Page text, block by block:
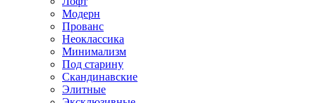
Модерн
Прованс
Неоклассика
Минимализм
Под старину
Скандинавские
Элитные